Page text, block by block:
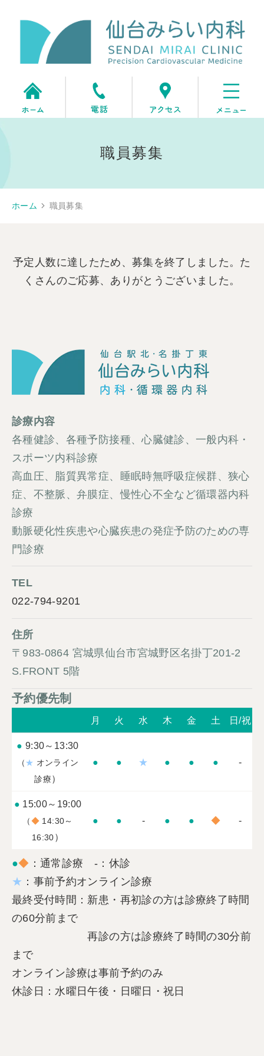
職員募集
ホーム 職員募集
予定人数に達したため、募集を終了しました。た
くさんのご応募、ありがとうございました。
診療内容
各種健診、各種予防接種、心臓健診、一般内科・
スポーツ内科診療
高血圧、脂質異常症、睡眠時無呼吸症候群、狭心
症、不整脈、弁膜症、慢性心不全など循環器内科
診療
動脈硬化性疾患や心臓疾患の発症予防のための専
門診療
TEL
022-794-9201
住所
〒983-0864 宮城県仙台市宮城野区名掛丁201-2
S.FRONT 5階
予約優先制
月 火 水 木 金 土 日/祝
●9:30～13:30
（★ オンライン
診療）
● ● ★ ● ● ● -
● 15:00～19:00
（◆ 14:30～
16:30）
● ● - ● ● ◆ -
●◆ ：通常診療 -：休診
★ ：事前予約オンライン診療
最終受付時間：新患・再初診の方は診療終了時間
の60分前まで
再診の方は診療終了時間の30分前
まで
オンライン診療は事前予約のみ
休診日：水曜日午後・日曜日・祝日